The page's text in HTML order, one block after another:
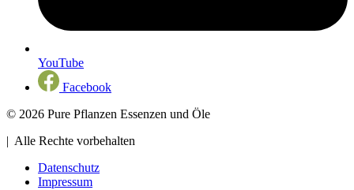
YouTube
Facebook
© 2026 Pure Pflanzen Essenzen und Öle
| Alle Rechte vorbehalten
Datenschutz
Impressum